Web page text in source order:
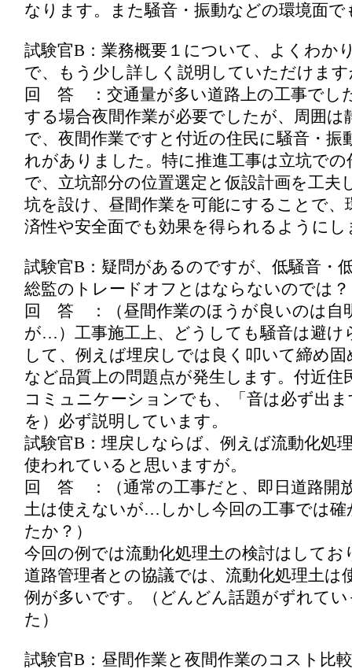
なります。また騒音・振動などの環境面
試験官B：業務概要１について、よくわか
で、もう少し詳しく説明していただけま
回 答 ：交通量が多い道路上の工事でし
する場合夜間作業が必要でしたが、周囲は
で、夜間作業ですと付近の住民に騒音・振
れがありました。特に推進工事は立坑で
で、立坑部分の位置選定と仮設計画を工夫
坑を設け、昼間作業を可能にすることで、
済性や安全面でも効果を得られるようにし
試験官B：疑問があるのですが、低騒音・
総監のトレードオフとはならないのでは？
回 答 ：（昼間作業のほうが良いのは自
が…）工事施工上、どうしても騒音は避け
して、例えば埋戻しでは良く叩いて締め
など品質上の問題点が発生します。付近住
コミュニケーションでも、「音は必ず出
を）必ず説明しています。
試験官B：埋戻しならば、例えば流動化処
使われていると思いますが。
回 答 ：（通常の工事だと、即日道路開
土は使えないが…しかし今回の工事では
たか？）
今回の例では流動化処理土の検討はして
道路管理者との協議では、流動化処理土は
例が多いです。（どんどん話題がずれて
た）
試験官B：昼間作業と夜間作業のコスト比